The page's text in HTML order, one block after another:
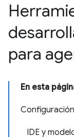
para
En esta
Configuración
IDE y